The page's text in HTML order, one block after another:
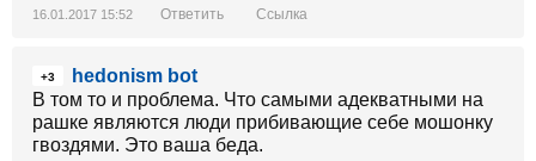
16.01.2017 15:52 Ответить Ссылка
+3
hedonism bot
В том то и проблема. Что самыми адекватными на
рашке являются люди прибивающие себе мошонку
гвоздями. Это ваша беда.